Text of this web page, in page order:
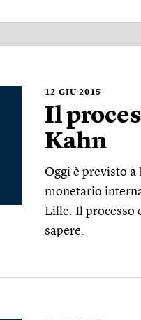
12 GIU 2015
Il
Kahn
Oggi è previsto a
monetario
Lille. Il processo
sapere.